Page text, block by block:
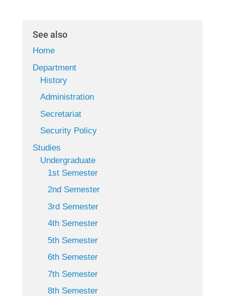
See also
Home
Department
History
Administration
Secretariat
Security Policy
Studies
Undergraduate
1st Semester
2nd Semester
3rd Semester
4th Semester
5th Semester
6th Semester
7th Semester
8th Semester